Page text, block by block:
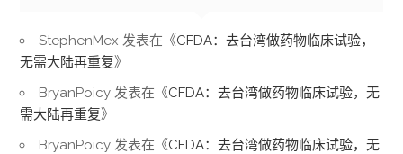
StephenMex 发表在《CFDA：去台湾做药物临床试验，
无需大陆再重复》
BryanPoicy 发表在《CFDA：去台湾做药物临床试验，无
需大陆再重复》
BryanPoicy 发表在《CFDA：去台湾做药物临床试验，无